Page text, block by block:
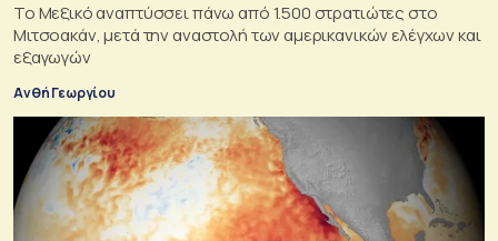
Το Μεξικό αναπτύσσει πάνω από 1.500 στρατιώτες στο
Μιτσοακάν, μετά την αναστολή των αμερικανικών ελέγχων και
εξαγωγών
Ανθή Γεωργίου